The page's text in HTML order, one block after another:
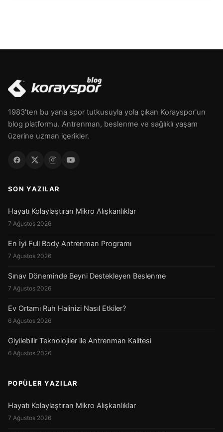
1983'ten bu yana spor tutkusuyla yola çıkan Korayspor'un
blog platformu. Antrenman, beslenme ve sağlıklı yaşam
üzerine uzman içerikler.
SON YAZILAR
Hayatı Kolaylaştıran Mikro Alışkanlıklar
7 Ağustos 2026
En İyi Full Body Antrenman Programı
7 Ağustos 2026
Sınav Döneminde Beyni Destekleyen Beslenme
7 Ağustos 2026
Ev Ortamı Ruh Halinizi Nasıl Etkiler?
6 Ağustos 2026
Giyilebilir Teknolojiler ile Antrenman Kalitesi
6 Ağustos 2026
POPÜLER YAZILAR
Hayatı Kolaylaştıran Mikro Alışkanlıklar
7 Ağustos 2026